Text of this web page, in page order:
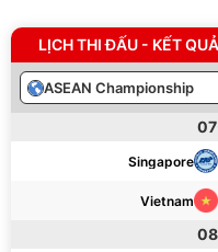
LỊCH THI ĐẤU - KẾT QUẢ
ASEAN Championship
Singapore
Vietnam